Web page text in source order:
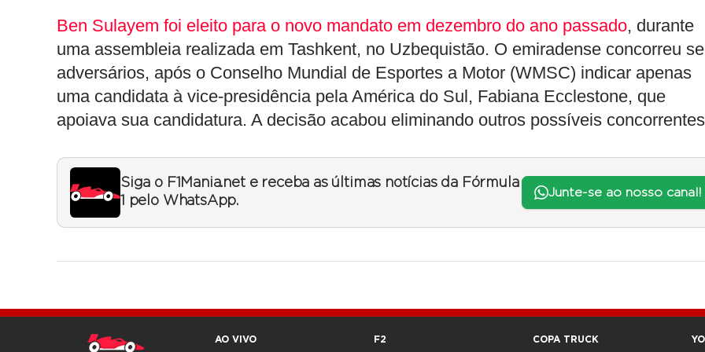
Ben Sulayem foi eleito para o novo mandato em dezembro do ano passado, durante
uma assembleia realizada em Tashkent, no Uzbequistão. O emiradense concorreu
adversários, após o Conselho Mundial de Esportes a Motor (WMSC) indicar apenas
uma candidata à vice-presidência pela América do Sul, Fabiana Ecclestone, que
apoiava sua candidatura. A decisão acabou eliminando outros possíveis
Siga o F1Mania.net e receba as últimas notícias da Fórmula
1 pelo WhatsApp.
Junte-se ao nosso canal!
AO VIVO
F2
COPA TRUCK